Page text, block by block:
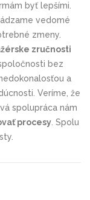
byť lepšími.
vedomé
zmeny.
zručnosti
bez
a
Veríme, že
spolupráca nám
procesy. Spolu